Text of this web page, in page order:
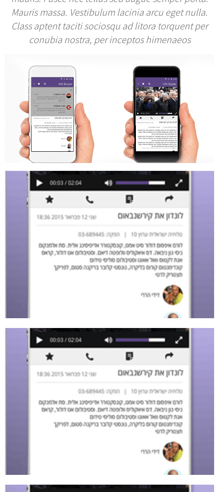
Mauris massa. Vestibulum lacinia arcu eget nulla.
Class aptent taciti sociosqu ad litora torquent per
conubia nostra, per inceptos himenaeos